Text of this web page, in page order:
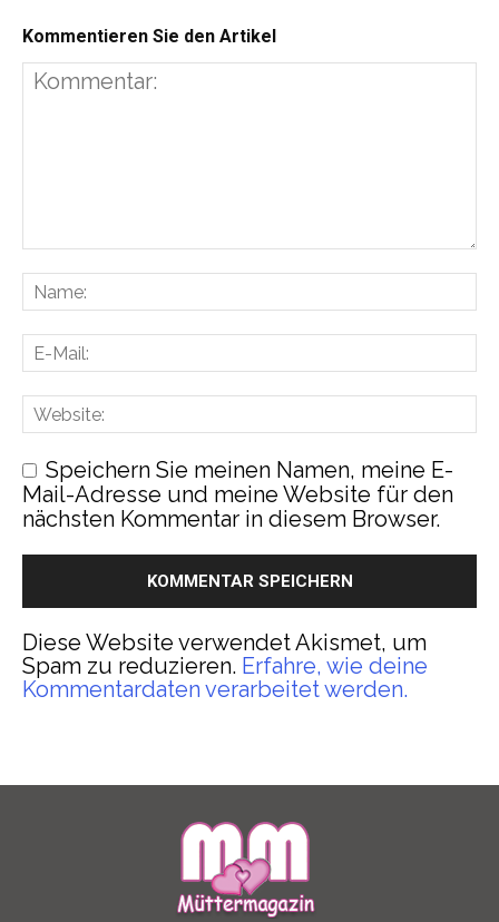
Kommentieren Sie den Artikel
Speichern Sie meinen Namen, meine E-
Mail-Adresse und meine Website für den
nächsten Kommentar in diesem Browser.
Diese Website verwendet Akismet, um
Spam zu reduzieren. Erfahre, wie deine
Kommentardaten verarbeitet werden.